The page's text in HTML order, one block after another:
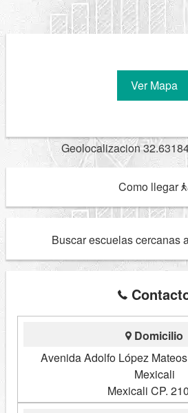
Ver Mapa
Geolocalizacion
Como llegar
Buscar escuelas cercanas
Domicilio
Avenida Adolfo López
Mexicali
Mexicali CP.